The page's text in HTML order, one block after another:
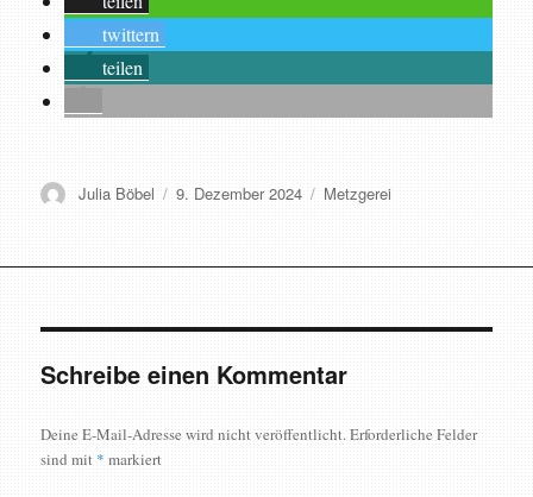
twittern
teilen
Autor
Julia Böbel
Veröffentlicht
9. Dezember 2024 Schlagwörter
Metzgerei
Schreibe einen Kommentar
Deine E-Mail-Adresse wird nicht veröffentlicht.Erforderliche Felder
sind mit * markiert